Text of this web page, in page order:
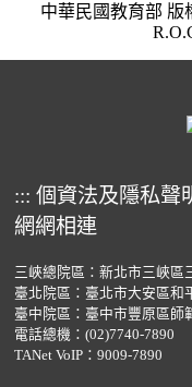
中華民國教育部 版
::: 個資法及隱私聲
網網相連
三峽總院區：新北市三峽區
臺北院區：臺北市大安區和
臺中院區：臺中市豐原區師
電話總機： (02)7740-7890
TANet VoIP：9009-7890